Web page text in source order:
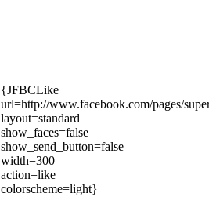
{JFBCLike
url=http://www.facebook.com/pages/
layout=standard
show_faces=false
show_send_button=false
width=300
action=like
colorscheme=light}